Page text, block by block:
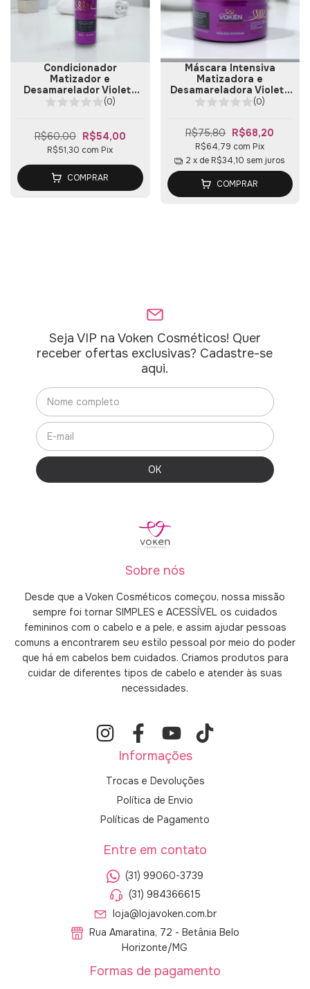
Condicionador
Matizador e
Desamarelador Violeta
300ml
(0)
R$60,00 R$54,00
R$51,30 com Pix
COMPRAR
Máscara Intensiva
Matizadora e
Desamareladora Violeta
300g
(0)
R$75,80 R$68,20
R$64,79 com Pix
2 x de R$34,10 sem juros
COMPRAR
Seja VIP na Voken Cosméticos! Quer
receber ofertas exclusivas? Cadastre-se
aqui.
Sobre nós
Desde que a Voken Cosméticos começou, nossa missão
sempre foi tornar SIMPLES e ACESSÍVEL os cuidados
femininos com o cabelo e a pele, e assim ajudar pessoas
comuns a encontrarem seu estilo pessoal por meio do poder
que há em cabelos bem cuidados. Criamos produtos para
cuidar de diferentes tipos de cabelo e atender às suas
necessidades.
Informações
Trocas e Devoluções
Política de Envio
Políticas de Pagamento
Entre em contato
(31) 99060-3739
(31) 984366615
loja@lojavoken.com.br
Rua Amaratina, 72 - Betânia Belo
Horizonte/MG
Formas de pagamento